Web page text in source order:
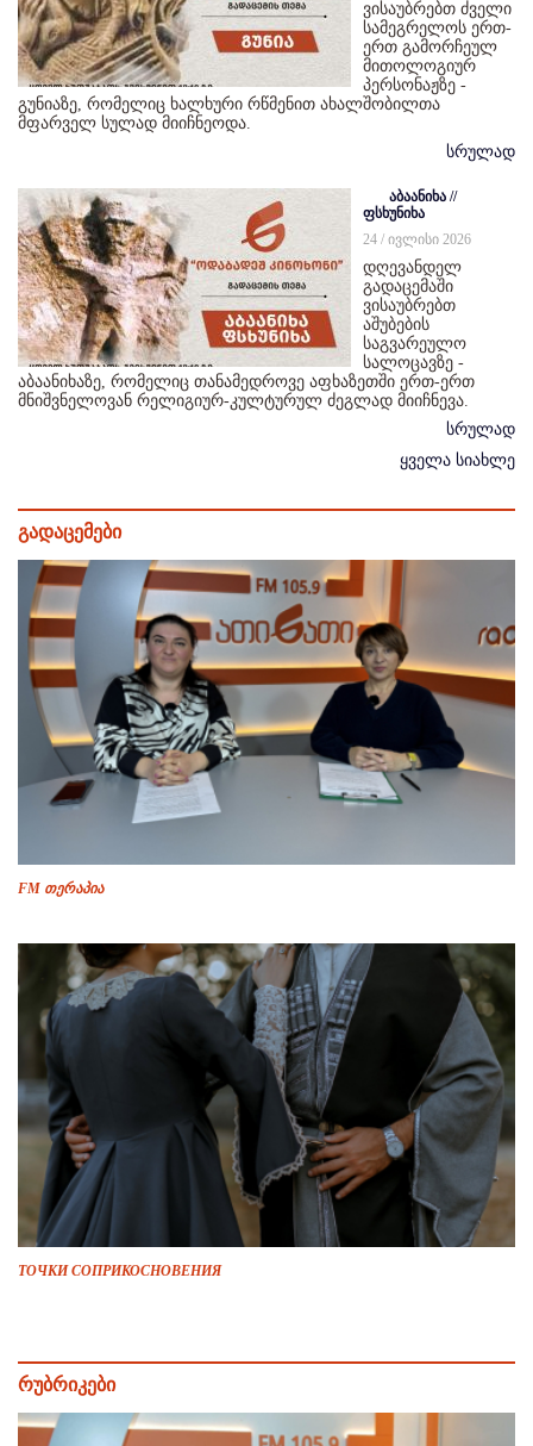
ვისაუბრებთ ძველი
სამეგრელოს ერთ-
ერთ გამორჩეულ
მითოლოგიურ
პერსონაჟზე -
გუნიაზე, რომელიც ხალხური რწმენით ახალშობილთა
მფარველ სულად მიიჩნეოდა.
სრულად
აბაანიხა //
ფსხუნიხა
24 / ივლისი 2026
დღევანდელ
გადაცემაში
ვისაუბრებთ
აშუბების
საგვარეულო
სალოცავზე -
აბაანიხაზე, რომელიც თანამედროვე აფხაზეთში ერთ-ერთ
მნიშვნელოვან რელიგიურ-კულტურულ ძეგლად მიიჩნევა.
სრულად
ყველა სიახლე
გადაცემები
FM თერაპია
ТОЧКИ СОПРИКОСНОВЕНИЯ
რუბრიკები